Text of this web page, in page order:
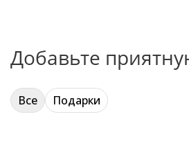
Добавьте
Все Подарки